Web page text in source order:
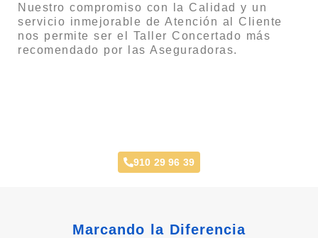
Nuestro compromiso con la Calidad y un
servicio inmejorable de Atención al Cliente
nos permite ser el Taller Concertado más
recomendado por las Aseguradoras.
910 29 96 39
Marcando la Diferencia